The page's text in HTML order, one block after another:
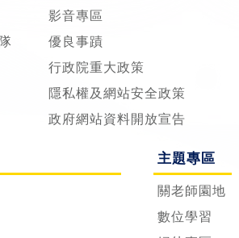
影音專區
優良事蹟
行政院重大政策
隱私權及網站安全政策
政府網站資料開放宣告
主題專區
關老師園地
數位學習